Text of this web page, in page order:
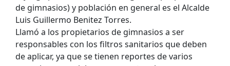
de gimnasios) y población en general es el Alcalde
Luis Guillermo Benitez Torres.
Llamó a los propietarios de gimnasios a ser
responsables con los filtros sanitarios que deben
de aplicar, ya que se tienen reportes de varios